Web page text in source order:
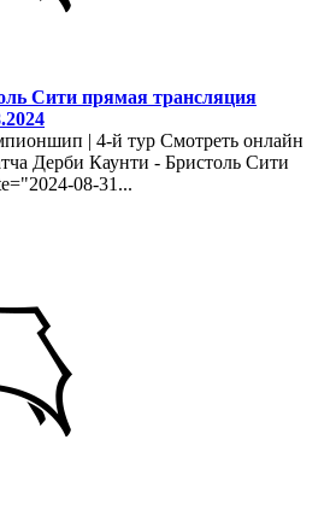
Сити прямая трансляция
| 4-й тур Смотреть онлайн
Дерби Каунти - Бристоль Сити
08-31...